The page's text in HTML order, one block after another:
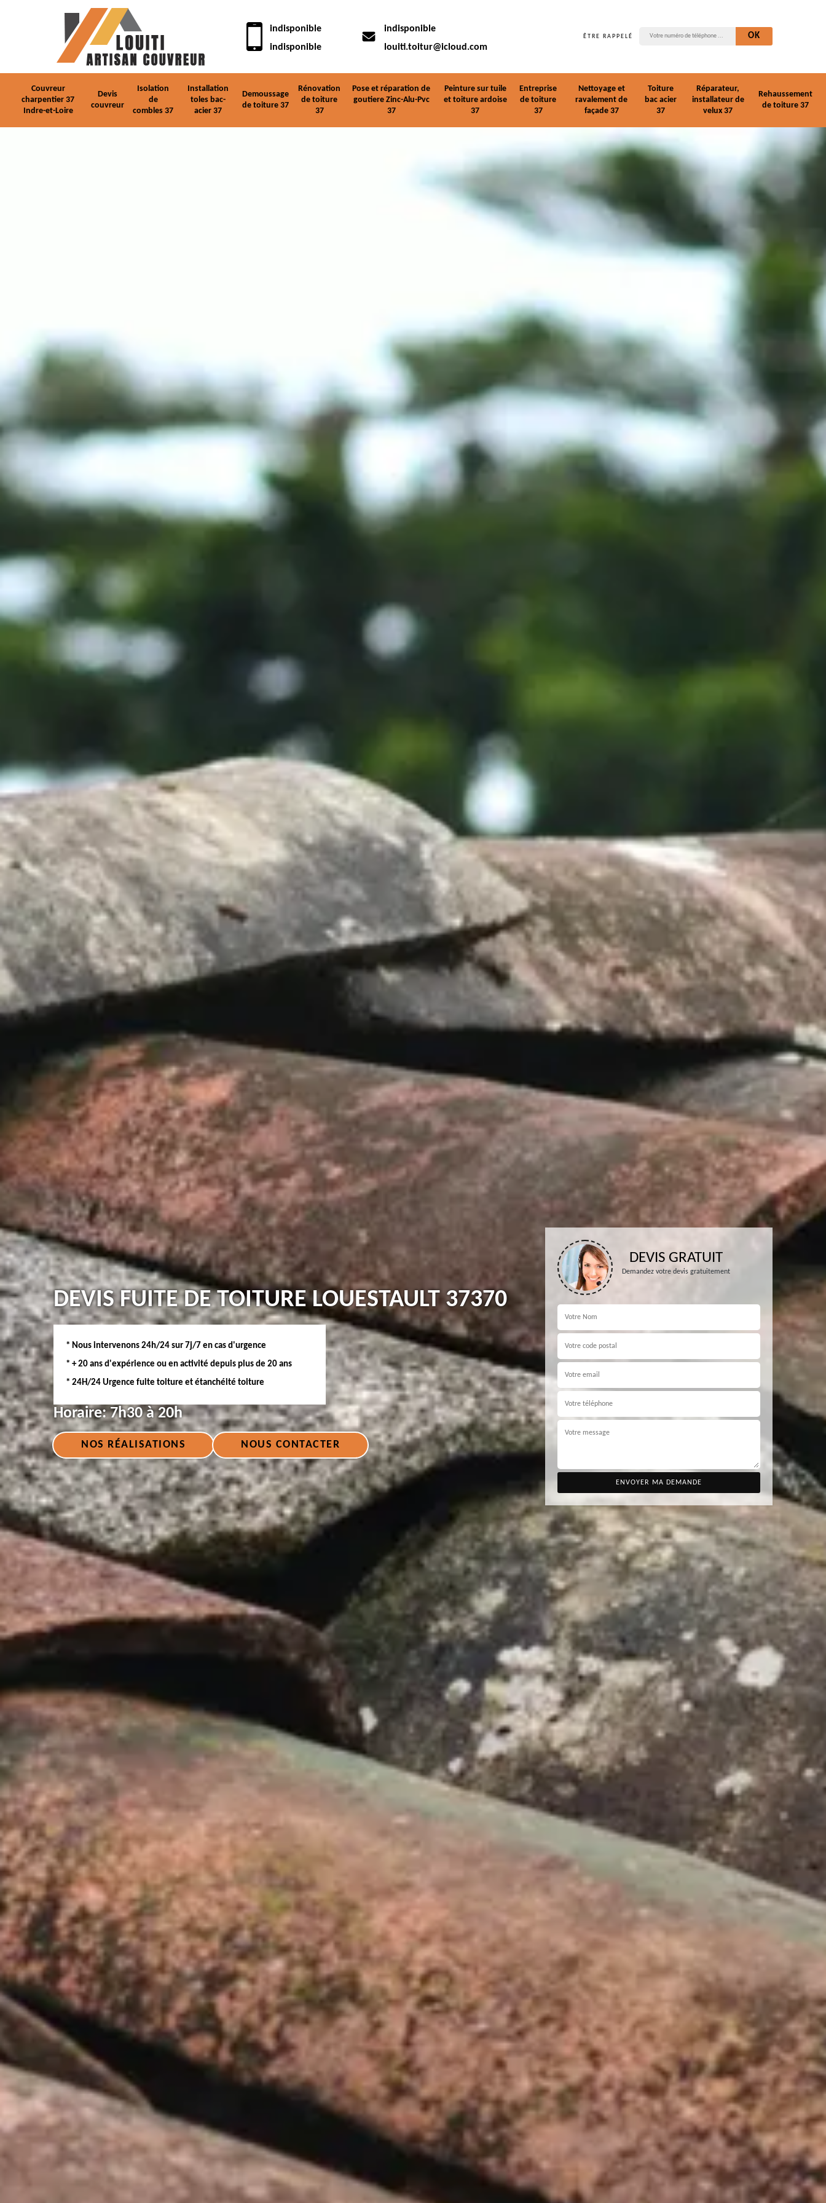
indisponible
indisponible
indisponible
louiti.toitur@icloud.com
ÊTRE RAPPELÉ
Couvreur
charpentier 37
Indre-et-Loire
Devis
couvreur
Isolation
de
combles 37
Installation
toles bac-
acier 37
Demoussage
de toiture 37
Rénovation
de toiture
37
Pose et réparation de
goutiere Zinc-Alu-Pvc
37
Peinture sur tuile
et toiture ardoise
37
Entreprise
de toiture
37
Nettoyage et
ravalement de
façade 37
Toiture
bac acier
37
Réparateur,
installateur de
velux 37
Rehaussement
de toiture 37
DEVIS FUITE DE TOITURE LOUESTAULT 37370
* Nous intervenons 24h/24 sur 7j/7 en cas d'urgence
* + 20 ans d'expérience ou en activité depuis plus de 20 ans
* 24H/24 Urgence fuite toiture et étanchéité toiture
Horaire:7h30 à 20h
NOS RÉALISATIONS NOUS CONTACTER
DEVIS GRATUIT
Demandez votre devis gratuitement